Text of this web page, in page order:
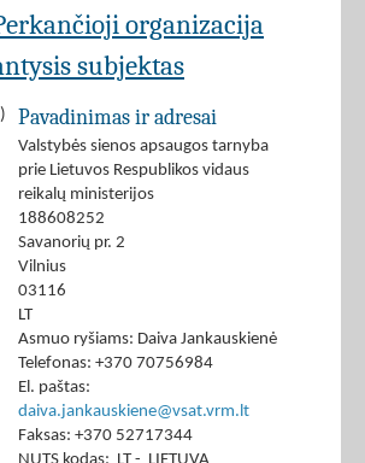
organizacija
subjektas
Pavadinimas ir adresai
Valstybės sienos apsaugos tarnyba
prie Lietuvos Respublikos vidaus
reikalų ministerijos
188608252
Savanorių pr. 2
Vilnius
03116
LT
Asmuo ryšiams: Daiva Jankauskienė
Telefonas: +370 70756984
El. paštas:
daiva.jankauskiene@vsat.vrm.lt
Faksas: +370 52717344